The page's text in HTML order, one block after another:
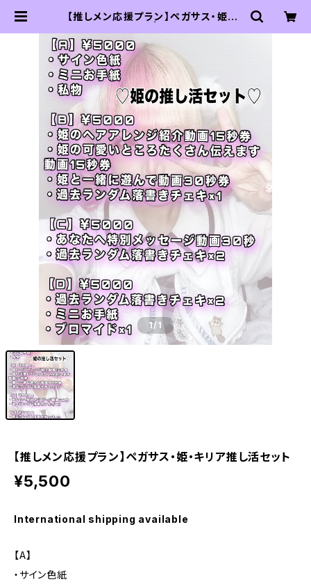
【推しメン応援プラン】ペガサス・姫・キ
RECORDS
1/1
【推しメン応援プラン】ペガサス・姫・キリア推し活セット
¥5,500
International shipping available
【A】
・サイン色紙